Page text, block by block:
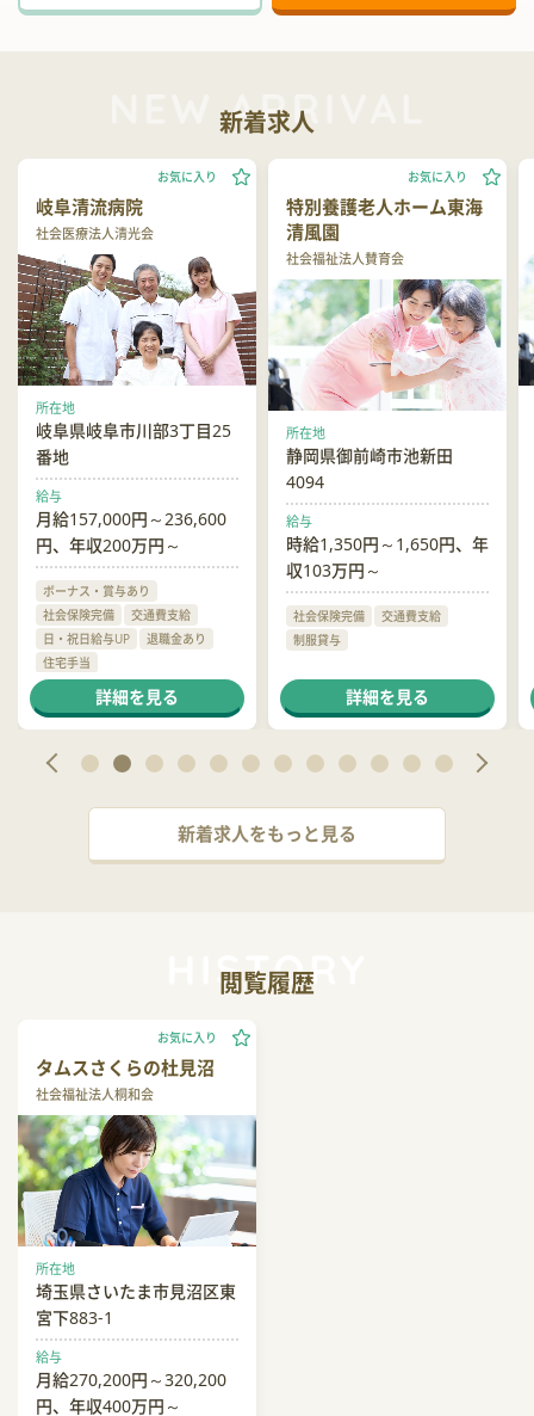
新着求人
岐阜清流病院
社会医療法人清光会
お気に入り
所在地
岐阜県岐阜市川部3丁目25
番地
給与
月給157,000円～236,600
円、年収200万円～
ボーナス・賞与あり
社会保険完備
交通費支給
日・祝日給与UP
退職金あり
住宅手当
ハラスメント相談窓口あり
詳細を見る
特別養護老人ホーム東海
清風園
社会福祉法人賛育会
お気に入り
所在地
静岡県御前崎市池新田
4094
給与
時給1,350円～1,650円、年
収103万円～
社会保険完備
交通費支給
制服貸与
詳細を見る
新着求人をもっと見る
閲覧履歴
タムスさくらの杜見沼
社会福祉法人桐和会
お気に入り
所在地
埼玉県さいたま市見沼区東
宮下883-1
給与
月給270,200円～320,200
円、年収400万円～